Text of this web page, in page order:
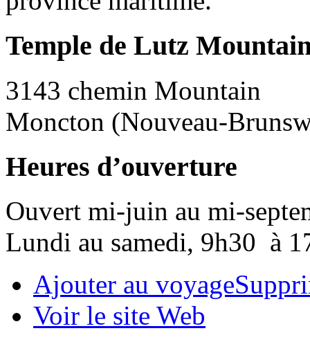
Temple de Lutz
3143 chemin Mountain
Moncton (Nouveau-
Heures d’ouverture
Ouvert mi-juin au mi-
Lundi au samedi, 9h30 à
Ajouter au voyage
Voir le site Web